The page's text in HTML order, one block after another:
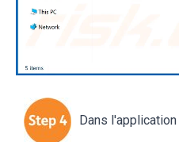
Dans